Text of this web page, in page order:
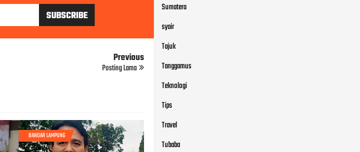
Previous
Posting Lama
BANDAR LAMPUNG
Sumatera
syair
Tajuk
Tanggamus
Teknologi
Tips
Travel
Tubaba